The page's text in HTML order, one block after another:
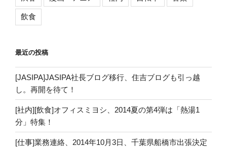
飲食
最近の投稿
[JASIPA]JASIPA社長ブログ移行、住吉ブログも引っ越
し。再開を待て！
[社内][飲食]オフィスミヨシ、2014夏の第4弾は「熱湯1
分」特集！
[仕事]業務連絡、2014年10月3日、千葉県船橋市出張決定